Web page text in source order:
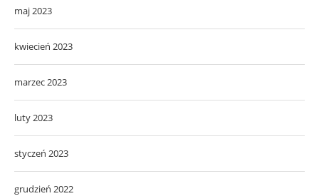
maj 2023
kwiecień 2023
marzec 2023
luty 2023
styczeń 2023
grudzień 2022